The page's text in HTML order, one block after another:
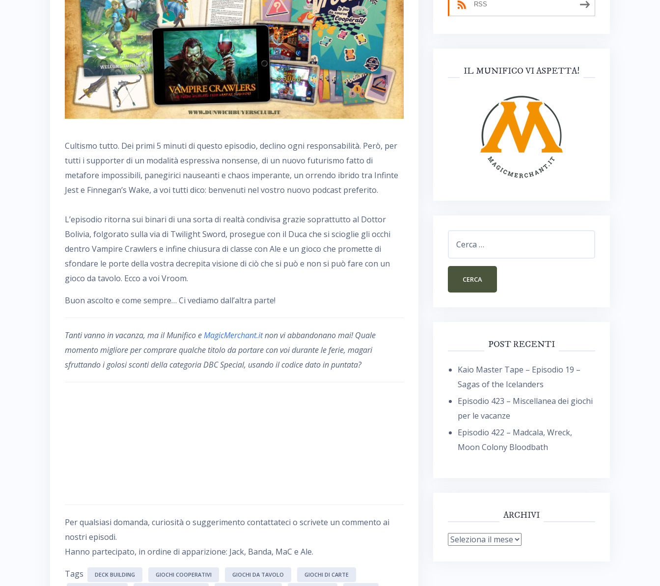
Cultismo tutto. Dei primi 5 minuti di questo episodio, declino ogni responsabilità. Però, per
tutti i supporter di un modalità espressiva nonsense, di un nuovo futurismo fatto di
metafore impossibili, panegirici nauseanti e chaos imperante, un orrendo ibrido tra Infinte
Jest e Finnegan’s Wake, a voi tutti dico: benvenuti nel vostro nuovo podcast preferito.
L’episodio ritorna sui binari di una sorta di realtà condivisa grazie soprattutto al Dottor
Bolivia, folgorato sulla via di Twilight Sword, prosegue con il Duca che si scioglie gli occhi
dentro Vampire Crawlers e infine chiusura di classe con Ale e un gioco che promette di
sfondare le porte della vostra decrepita visione di ciò che si può e non si può fare con un
gioco da tavolo. Ecco a voi Vroom.
Buon ascolto e come sempre… Ci vediamo dall’altra parte!
Tanti vanno in vacanza, ma il Munifico eMagicMerchant.itnon vi abbandonano mai! Quale
momento migliore per comprare qualche titolo da portare con voi durante le ferie, magari
sfruttando i golosi sconti della categoria DBC Special, usando il codice dato in puntata?
Per qualsiasi domanda, curiosità o suggerimento contattateci o scrivete un commento ai
nostri episodi.
Hanno partecipato, in ordine di apparizione: Jack, Banda, MaC e Ale.
Tags DECK BUILDING GIOCHI COOPERATIVI GIOCHI DA TAVOLO GIOCHI DI CARTE
RSS
IL MUNIFICO VI ASPETTA!
POST RECENTI
Kaio Master Tape – Episodio 19 –
Sagas of the Icelanders
Episodio 423 – Miscellanea dei giochi
per le vacanze
Episodio 422 – Madcala, Wreck,
Moon Colony Bloodbath
ARCHIVI
Archivi